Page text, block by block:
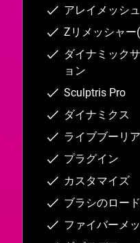
アレイメッシュ
Zリメッシャー
ダイナミック
ョン
Sculptris Pro
ダイナミクス
ライブブーリ
プラグイン
カスタマイズ
ブラシのロー
ファイバーメ